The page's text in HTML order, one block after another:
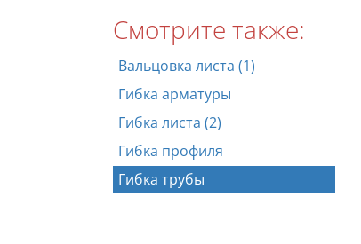
Смотрите также:
Вальцовка листа (1)
Гибка арматуры
Гибка листа (2)
Гибка профиля
Гибка трубы